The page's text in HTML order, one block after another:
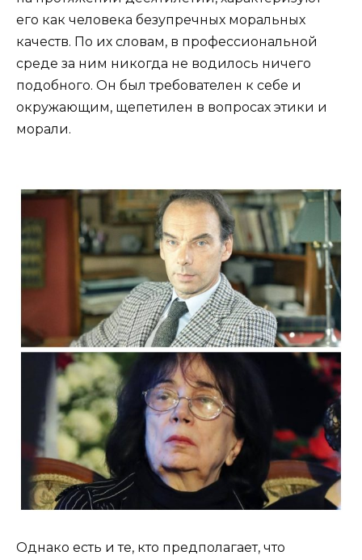
его как человека безупречных моральных
качеств. По их словам, в профессиональной
среде за ним никогда не водилось ничего
подобного. Он был требователен к себе и
окружающим, щепетилен в вопросах этики и
морали.
Однако есть и те, кто предполагает, что